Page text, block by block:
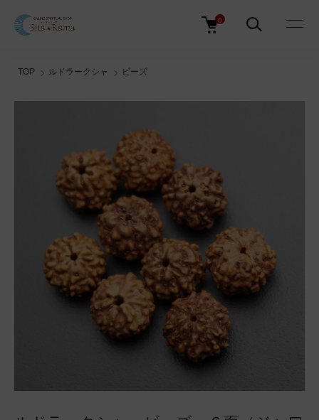
0
TOP ルドラークシャ ビーズ